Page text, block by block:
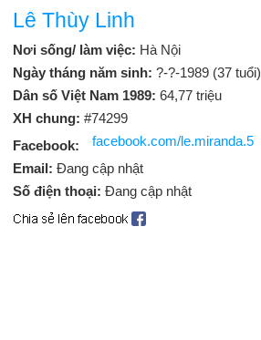
Lê Thùy Linh
Nơi sống/ làm việc: Hà Nội
Ngày tháng năm sinh: ?-?-1989 (37 tuổi)
Dân số Việt Nam 1989: 64,77 triệu
XH chung: #74299
Facebook:
facebook.com/le.miranda.5
Email: Đang cập nhật
Số điện thoại: Đang cập nhật